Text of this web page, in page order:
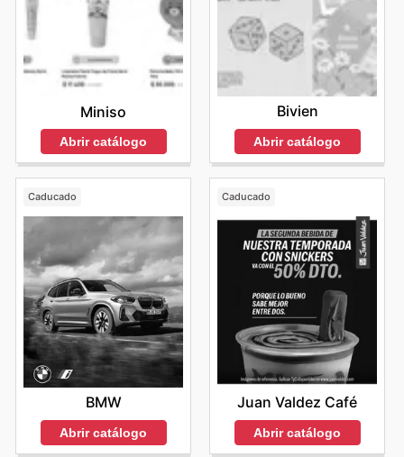
Miniso
Abrir catálogo
Bivien
Abrir catálogo
Caducado
BMW
Abrir catálogo
Caducado
Juan Valdez Café
Abrir catálogo